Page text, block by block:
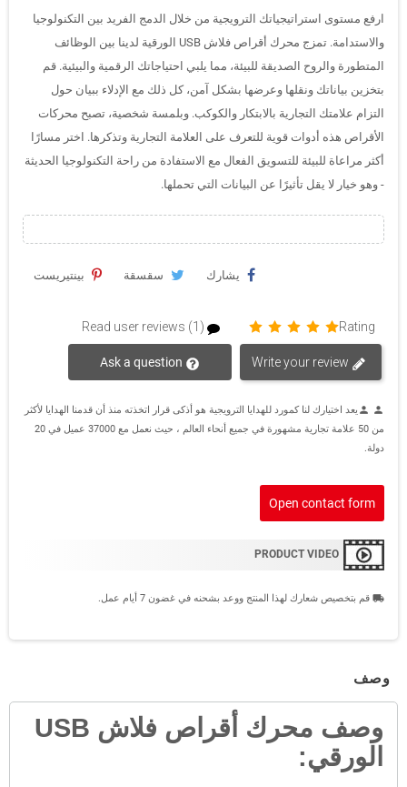
ارفع مستوى استراتيجياتك الترويجية من خلال الدمج الفريد بين التكنولوجيا
والاستدامة. تمزج محرك أقراص فلاش USB الورقية لدينا بين الوظائف
المتطورة والروح الصديقة للبيئة، مما يلبي احتياجاتك الرقمية والبيئية. قم
بتخزين بياناتك ونقلها وعرضها بشكل آمن، كل ذلك مع الإدلاء ببيان حول
التزام علامتك التجارية بالابتكار والكوكب. وبلمسة شخصية، تصبح محركات
الأقراص هذه أدوات قوية للتعرف على العلامة التجارية وتذكرها. اختر مسارًا
أكثر مراعاة للبيئة للتسويق الفعال مع الاستفادة من راحة التكنولوجيا الحديثة
- وهو خيار لا يقل تأثيرًا عن البيانات التي تحملها.
يشارك سقسقة بينتيريست
Rating
person
person يعد اختيارك لنا كمورد للهدايا الترويجية هو أذكى قرار اتخذته منذ أن قدمنا الهدايا لأكثر
من 50 علامة تجارية مشهورة في جميع أنحاء العالم ، حيث نعمل مع 37000 عميل في 20
دولة.
Open contact form
PRODUCT VIDEO
local_shipping قم بتخصيص شعارك لهذا المنتج ووعد بشحنه في غضون 7 أيام عمل.
وصف
وصف محرك أقراص فلاش USB
الورقي: